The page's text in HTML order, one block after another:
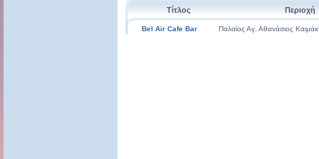
Τίτλος Περιοχή
Bel Air Cafe Bar Παλαίος Αγ. Αθανάσιος